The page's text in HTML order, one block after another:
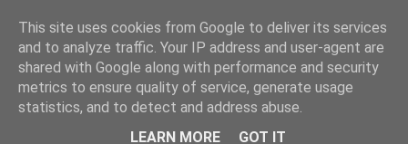
KATEHACKER
This site uses cookies from Google to deliver its services
and to analyze traffic. Your IP address and user-agent are
shared with Google along with performance and security
metrics to ensure quality of service, generate usage
statistics, and to detect and address abuse.
LEARN MORE
GOT IT